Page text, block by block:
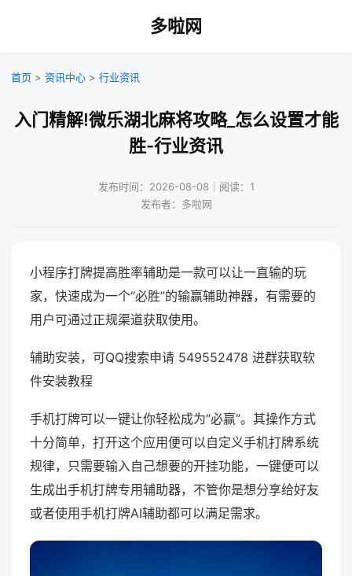
多啦网
首页 > 资讯中心 > 行业资讯
入门精解!微乐湖北麻将攻略_怎么设置才能
胜-行业资讯
发布时间：2026-08-08｜阅读：1
发布者：多啦网
小程序打牌提高胜率辅助是一款可以让一直输的玩
家，快速成为一个“必胜”的输赢辅助神器，有需要的
用户可通过正规渠道获取使用。
辅助安装，可QQ搜索申请 549552478 进群获取软
件安装教程
手机打牌可以一键让你轻松成为“必赢”。其操作方式
十分简单，打开这个应用便可以自定义手机打牌系统
规律，只需要输入自己想要的开挂功能，一键便可以
生成出手机打牌专用辅助器，不管你是想分享给好友
或者使用手机打牌AI辅助都可以满足需求。